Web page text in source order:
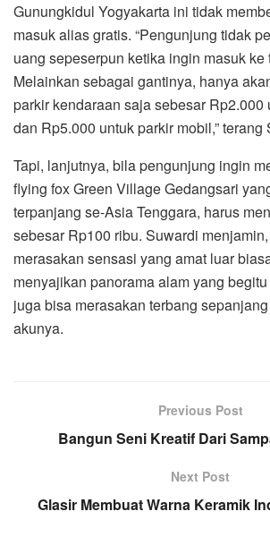
Gunungkidul Yogyakarta ini tidak
masuk alias gratis. “Pengunjung tidak
uang sepeserpun ketika ingin masuk ke
Melainkan sebagai gantinya, hanya
parkir kendaraan saja sebesar Rp2.000
dan Rp5.000 untuk parkir mobil,” terang
Tapi, lanjutnya, bila pengunjung ingin
flying fox Green Village Gedangsari
terpanjang se-Asia Tenggara, harus
sebesar Rp100 ribu. Suwardi
merasakan sensasi yang amat luar
menyajikan panorama alam yang
juga bisa merasakan terbang sepanjang
akunya.
Previous Post
Bangun Seni Kreatif Dari
Next Post
Glasir Membuat Warna Keramik